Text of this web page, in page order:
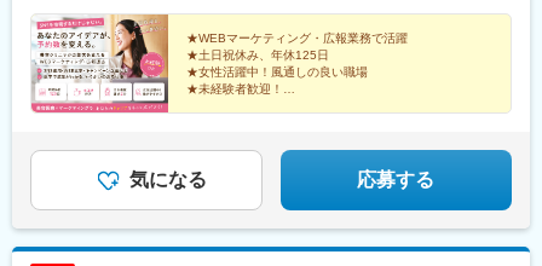
途支給します。
★WEBマーケティング・広報業務で活躍
★土日祝休み、年休125日
★女性活躍中！風通しの良い職場
★未経験者歓迎！
気になる 応募する